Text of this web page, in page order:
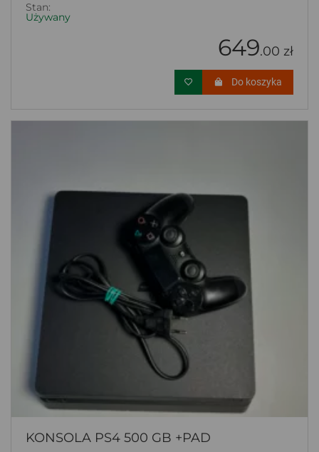
Stan:
Używany
649.00 zł
Do koszyka
KONSOLA PS4 500 GB +PAD